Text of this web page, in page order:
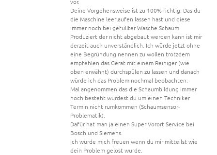
vor.
Deine Vorgehensweise ist zu 100% richtig. Das du
die Maschine leerlaufen lassen hast und diese
immer noch bei gefüllter Wäsche Schaum
Produziert der nicht abgebaut werden kann ist mir
derzeit auch unverständlich. Ich würde jetzt ohne
eine Begründung nennen zu wollen trotzdem
empfehlen das Gerät mit einem Reiniger (wie
oben erwähnt) durchspülen zu lassen und danach
würde ich das Problem nochmal beobachten.
Mal angenommen das die Schaumbildung immer
noch besteht würdest du um einen Techniker
Termin nicht rumkommen (Schaumsensor-
Problematik).
Dafür hat man ja einen Super Vorort Service bei
Bosch und Siemens.
Ich würde mich freuen wenn du mir mitteilst wie
dein Problem gelöst wurde.